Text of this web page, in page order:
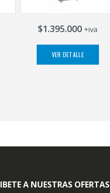
$1.395.000 +iva
VER DETALLE
A NUESTRAS OFERTAS